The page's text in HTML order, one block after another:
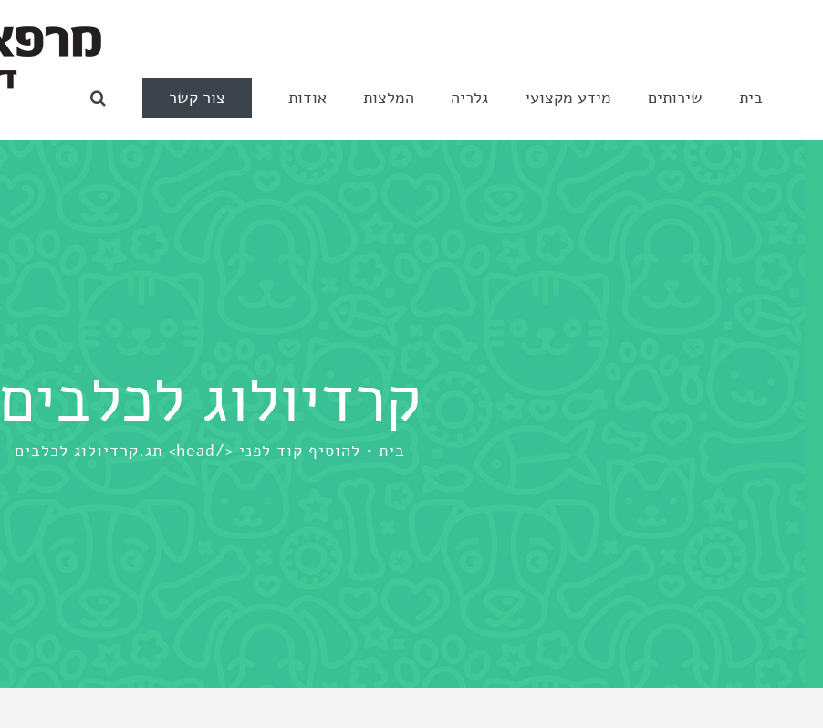
בית שירותים מידע מקצועי גלריה המלצות אודות צור קשר
קרדיולוג לכלבים
בית להוסיף קוד לפני </head> תג. קרדיולוג לכלבים